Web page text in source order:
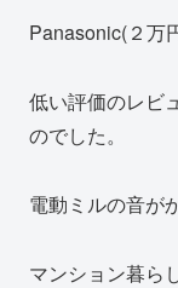
Panasonic(２万
低い評価のレビ
のでした。
電動ミルの音が
マンション暮ら